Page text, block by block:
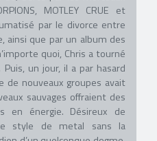
MOTLEY CRUE et
par le divorce entre
ainsi que par un album des
quoi, Chris a tourné
un jour, il a par hasard
de nouveaux groupes avait
sauvages offraient des
en énergie. Désireux de
style de metal sans la